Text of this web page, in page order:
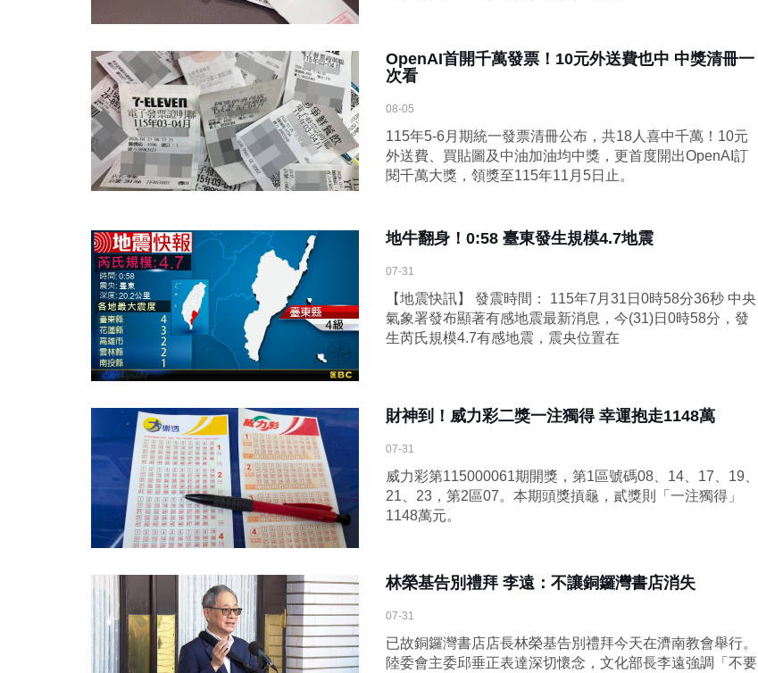
OpenAI首開千萬發票！10元外送費也中 中獎清冊一
次看
08-05
115年5-6月期統一發票清冊公布，共18人喜中千萬！10元
外送費、買貼圖及中油加油均中獎，更首度開出OpenAI訂
閱千萬大獎，領獎至115年11月5日止。
地牛翻身！0:58 臺東發生規模4.7地震
07-31
【地震快訊】 發震時間： 115年7月31日0時58分36秒 中央
氣象署發布顯著有感地震最新消息，今(31)日0時58分，發
生芮氏規模4.7有感地震，震央位置在
財神到！威力彩二獎一注獨得 幸運抱走1148萬
07-31
威力彩第115000061期開獎，第1區號碼08、14、17、19、
21、23，第2區07。本期頭獎摃龜，貳獎則「一注獨得」
1148萬元。
林榮基告別禮拜 李遠：不讓銅鑼灣書店消失
07-31
已故銅鑼灣書店店長林榮基告別禮拜今天在濟南教會舉行。
陸委會主委邱垂正表達深切懷念，文化部長李遠強調「不要